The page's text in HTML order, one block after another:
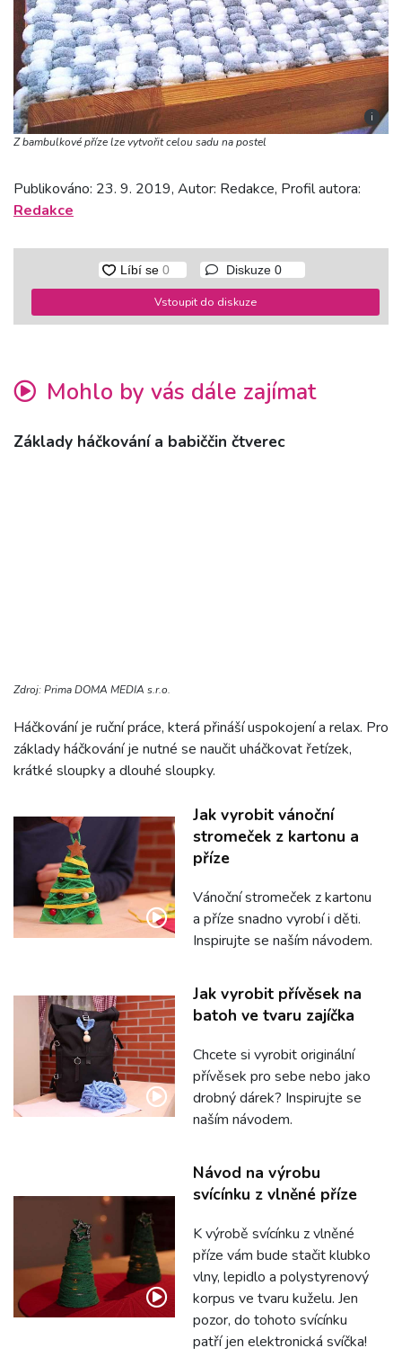
i
Z bambulkové příze lze vytvořit celou sadu na postel
Publikováno: 23. 9. 2019, Autor: Redakce, Profil autora:
Redakce
Diskuze 0
Vstoupit do diskuze
Mohlo by vás dále zajímat
Základy háčkování a babiččin čtverec
Zdroj: Prima DOMA MEDIA s.r.o.
Háčkování je ruční práce, která přináší uspokojení a relax. Pro
základy háčkování je nutné se naučit uháčkovat řetízek,
krátké sloupky a dlouhé sloupky.
Jak vyrobit vánoční
stromeček z kartonu a
příze
Vánoční stromeček z kartonu
a příze snadno vyrobí i děti.
Inspirujte se naším návodem.
Jak vyrobit přívěsek na
batoh ve tvaru zajíčka
Chcete si vyrobit originální
přívěsek pro sebe nebo jako
drobný dárek? Inspirujte se
naším návodem.
Návod na výrobu
svícínku z vlněné příze
K výrobě svícínku z vlněné
příze vám bude stačit klubko
vlny, lepidlo a polystyrenový
korpus ve tvaru kuželu. Jen
pozor, do tohoto svícínku
patří jen elektronická svíčka!